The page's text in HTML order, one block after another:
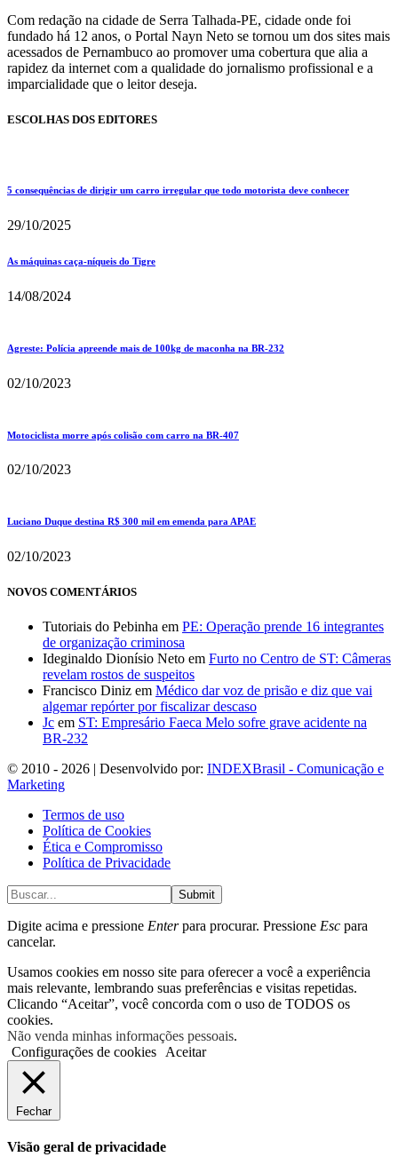
Com redação na cidade de Serra Talhada-PE, cidade onde foi
fundado há 12 anos, o Portal Nayn Neto se tornou um dos sites mais
acessados de Pernambuco ao promover uma cobertura que alia a
rapidez da internet com a qualidade do jornalismo profissional e a
imparcialidade que o leitor deseja.
ESCOLHAS DOS EDITORES
5 consequências de dirigir um carro irregular que todo motorista deve conhecer
29/10/2025
As máquinas caça-níqueis do Tigre
14/08/2024
Agreste: Polícia apreende mais de 100kg de maconha na BR-232
02/10/2023
Motociclista morre após colisão com carro na BR-407
02/10/2023
Luciano Duque destina R$ 300 mil em emenda para APAE
02/10/2023
NOVOS COMENTÁRIOS
Tutoriais do Pebinha em PE: Operação prende 16 integrantes
de organização criminosa
Ideginaldo Dionísio Neto em Furto no Centro de ST: Câmeras
revelam rostos de suspeitos
Francisco Diniz em Médico dar voz de prisão e diz que vai
algemar repórter por fiscalizar descaso
Jc em ST: Empresário Faeca Melo sofre grave acidente na
BR-232
© 2010 - 2026 | Desenvolvido por: INDEXBrasil - Comunicação e
Marketing
Termos de uso
Política de Cookies
Ética e Compromisso
Política de Privacidade
Submit
Digite acima e pressione Enterpara procurar. Pressione Esc para
cancelar.
Usamos cookies em nosso site para oferecer a você a experiência
mais relevante, lembrando suas preferências e visitas repetidas.
Clicando “Aceitar”, você concorda com o uso de TODOS os
cookies.
Não venda minhas informações pessoais.
Configurações de cookies
Aceitar
Fechar
Visão geral de privacidade